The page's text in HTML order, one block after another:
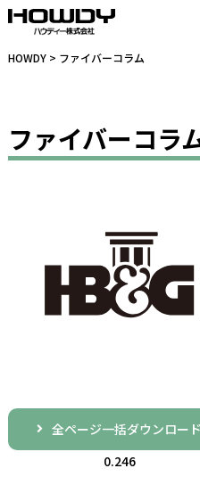
HOWDY> ファイバーコラム
ファイバーコラ
全ページ一括ダウンロード
0.246